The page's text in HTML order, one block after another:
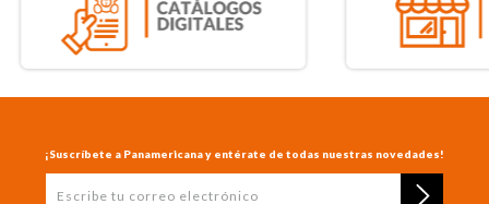
¡Suscríbete a Panamericana y entérate de todas nuestras novedades!